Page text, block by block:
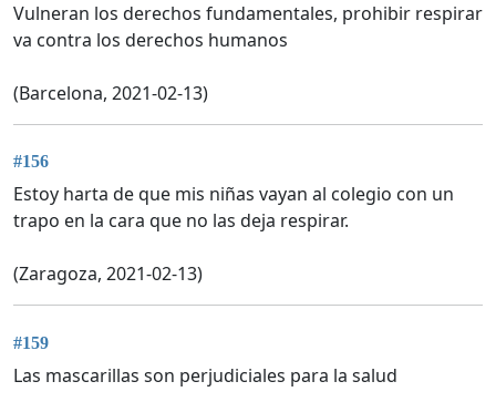
Vulneran los derechos fundamentales, prohibir respirar
va contra los derechos humanos
(Barcelona, 2021-02-13)
#156
Estoy harta de que mis niñas vayan al colegio con un
trapo en la cara que no las deja respirar.
(Zaragoza, 2021-02-13)
#159
Las mascarillas son perjudiciales para la salud